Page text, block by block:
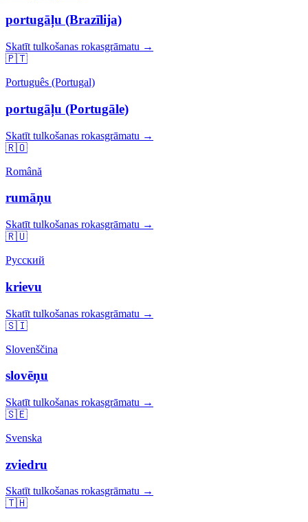
portugāļu (Brazīlija)
Skatīt tulkošanas rokasgrāmatu →
🇵🇹
Português (Portugal)
portugāļu (Portugāle)
Skatīt tulkošanas rokasgrāmatu →
🇷🇴
Română
rumāņu
Skatīt tulkošanas rokasgrāmatu →
🇷🇺
Русский
krievu
Skatīt tulkošanas rokasgrāmatu →
🇸🇮
Slovenščina
slovēņu
Skatīt tulkošanas rokasgrāmatu →
🇸🇪
Svenska
zviedru
Skatīt tulkošanas rokasgrāmatu →
🇹🇭